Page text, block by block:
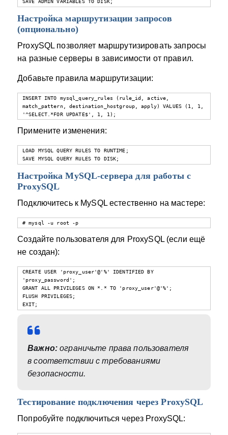
SAVE ADMIN VARIABLES TO DISK;
Настройка маршрутизации запросов
(опционально)
ProxySQL позволяет маршрутизировать запросы
на разные серверы в зависимости от правил.
Добавьте правила маршрутизации:
INSERT INTO mysql_query_rules (rule_id, active,
match_pattern, destination_hostgroup, apply) VALUES (1, 1,
'^SELECT.*FOR UPDATE$', 1, 1);
Примените изменения:
LOAD MYSQL QUERY RULES TO RUNTIME;
SAVE MYSQL QUERY RULES TO DISK;
Настройка MySQL-сервера для работы с
ProxySQL
Подключитесь к MySQL естественно на мастере:
# mysql -u root -p
Создайте пользователя для ProxySQL (если ещё
не создан):
CREATE USER 'proxy_user'@'%' IDENTIFIED BY
'proxy_password';
GRANT ALL PRIVILEGES ON *.* TO 'proxy_user'@'%';
FLUSH PRIVILEGES;
EXIT;
Важно:ограничьте права пользователя
в соответствии с требованиями
безопасности.
Тестирование подключения через ProxySQL
Попробуйте подключиться через ProxySQL: